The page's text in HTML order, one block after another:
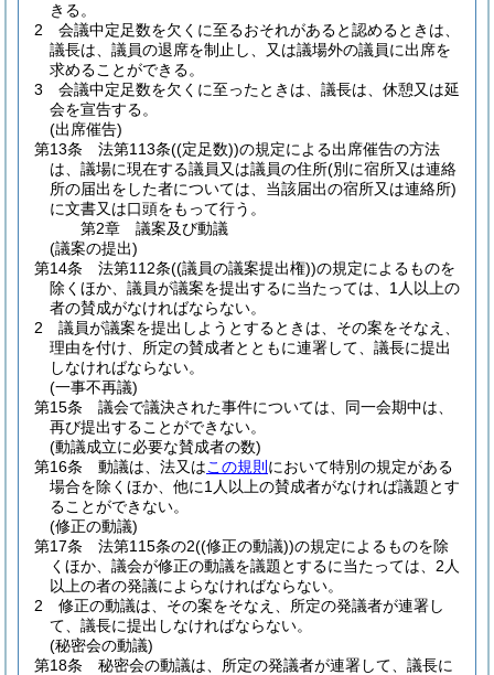
きる。
2
会議中定足数を欠くに至るおそれがあると認めるときは、
議長は、議員の退席を制止し、又は議場外の議員に出席を
求めることができる。
3
会議中定足数を欠くに至ったときは、議長は、休憩又は延
会を宣告する。
(出席催告)
第13条
法第113条((定足数))の規定による出席催告の方法
は、議場に現在する議員又は議員の住所(別に宿所又は連絡
所の届出をした者については、当該届出の宿所又は連絡所)
に文書又は口頭をもって行う。
第2章
議案及び動議
(議案の提出)
第14条
法第112条((議員の議案提出権))の規定によるものを
除くほか、議員が議案を提出するに当たっては、1人以上の
者の賛成がなければならない。
2
議員が議案を提出しようとするときは、その案をそなえ、
理由を付け、所定の賛成者とともに連署して、議長に提出
しなければならない。
(一事不再議)
第15条
議会で議決された事件については、同一会期中は、
再び提出することができない。
(動議成立に必要な賛成者の数)
第16条
動議は、法又はこの規則 において特別の規定がある
場合を除くほか、他に1人以上の賛成者がなければ議題とす
ることができない。
(修正の動議)
第17条
法第115条の2((修正の動議))の規定によるものを除
くほか、議会が修正の動議を議題とするに当たっては、2人
以上の者の発議によらなければならない。
2
修正の動議は、その案をそなえ、所定の発議者が連署し
て、議長に提出しなければならない。
(秘密会の動議)
第18条
秘密会の動議は、所定の発議者が連署して、議長に